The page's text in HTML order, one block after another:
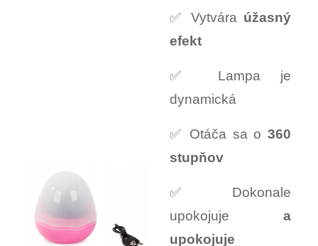
✅ Vytvára úžasný
efekt
✅ Lampa je
dynamická
✅ Otáča sa o 360
stupňov
✅ Dokonale
upokojuje a
upokojuje